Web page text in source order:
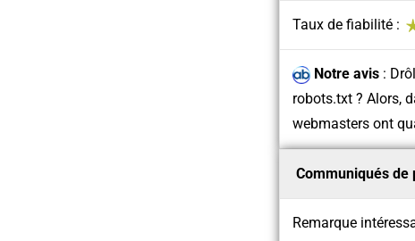
Taux de fiabilité :
Notre avis:
robots.txt ? Alors,
webmasters ont
Communiqués de
Remarque